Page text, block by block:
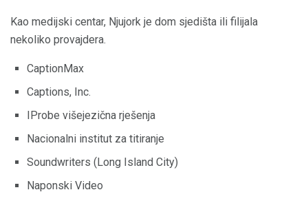
Kao medijski centar, Njujork je dom sjedišta ili filijala
nekoliko provajdera.
CaptionMax
Captions, Inc.
IProbe višejezična rješenja
Nacionalni institut za titiranje
Soundwriters (Long Island City)
Naponski Video